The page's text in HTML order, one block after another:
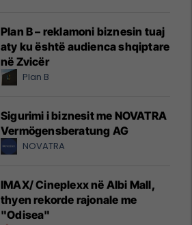
Plan B – reklamoni biznesin tuaj
aty ku është audienca shqiptare
në Zvicër
Plan B
Sigurimi i biznesit me NOVATRA
Vermögensberatung AG
NOVATRA
IMAX/ Cineplexx në Albi Mall,
thyen rekorde rajonale me
"Odisea"